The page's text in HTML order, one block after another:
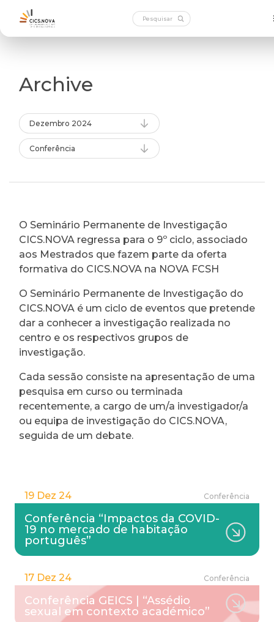
Archive
Dezembro 2024
Conferência
O Seminário Permanente de Investigação
CICS.NOVA regressa para o 9º ciclo, associado
aos Mestrados que fazem parte da oferta
formativa do CICS.NOVA na NOVA FCSH
O Seminário Permanente de Investigação do
CICS.NOVA é um ciclo de eventos que pretende
dar a conhecer a investigação realizada no
centro e os respectivos grupos de
investigação.
Cada sessão consiste na apresentação de uma
pesquisa em curso ou terminada
recentemente, a cargo de um/a investigador/a
ou equipa de investigação do CICS.NOVA,
seguida de um debate.
19 Dez 24 Conferência
Conferência “Impactos da COVID-
19 no mercado de habitação
português”
17 Dez 24 Conferência
Conferência GEICS | “Assédio
sexual em contexto académico”